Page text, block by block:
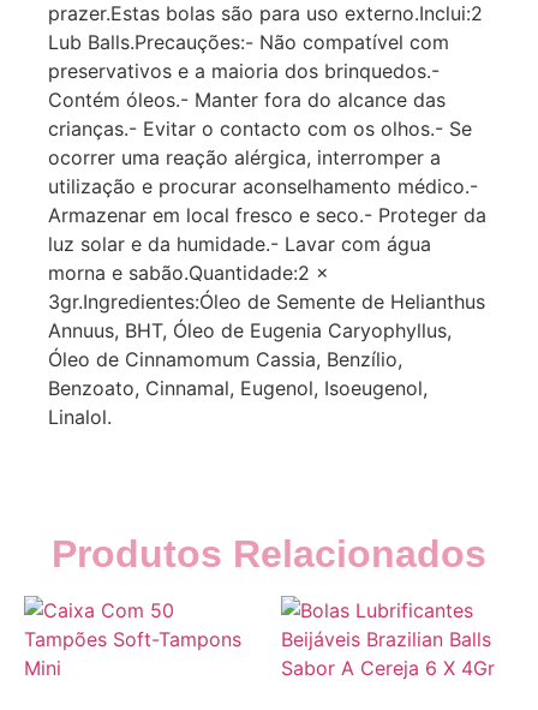
prazer.Estas bolas são para uso externo.Inclui:2
Lub Balls.Precauções:- Não compatível com
preservativos e a maioria dos brinquedos.-
Contém óleos.- Manter fora do alcance das
crianças.- Evitar o contacto com os olhos.- Se
ocorrer uma reação alérgica, interromper a
utilização e procurar aconselhamento médico.-
Armazenar em local fresco e seco.- Proteger da
luz solar e da humidade.- Lavar com água
morna e sabão.Quantidade:2 x
3gr.Ingredientes:Óleo de Semente de Helianthus
Annuus, BHT, Óleo de Eugenia Caryophyllus,
Óleo de Cinnamomum Cassia, Benzílio,
Benzoato, Cinnamal, Eugenol, Isoeugenol,
Linalol.
Produtos Relacionados